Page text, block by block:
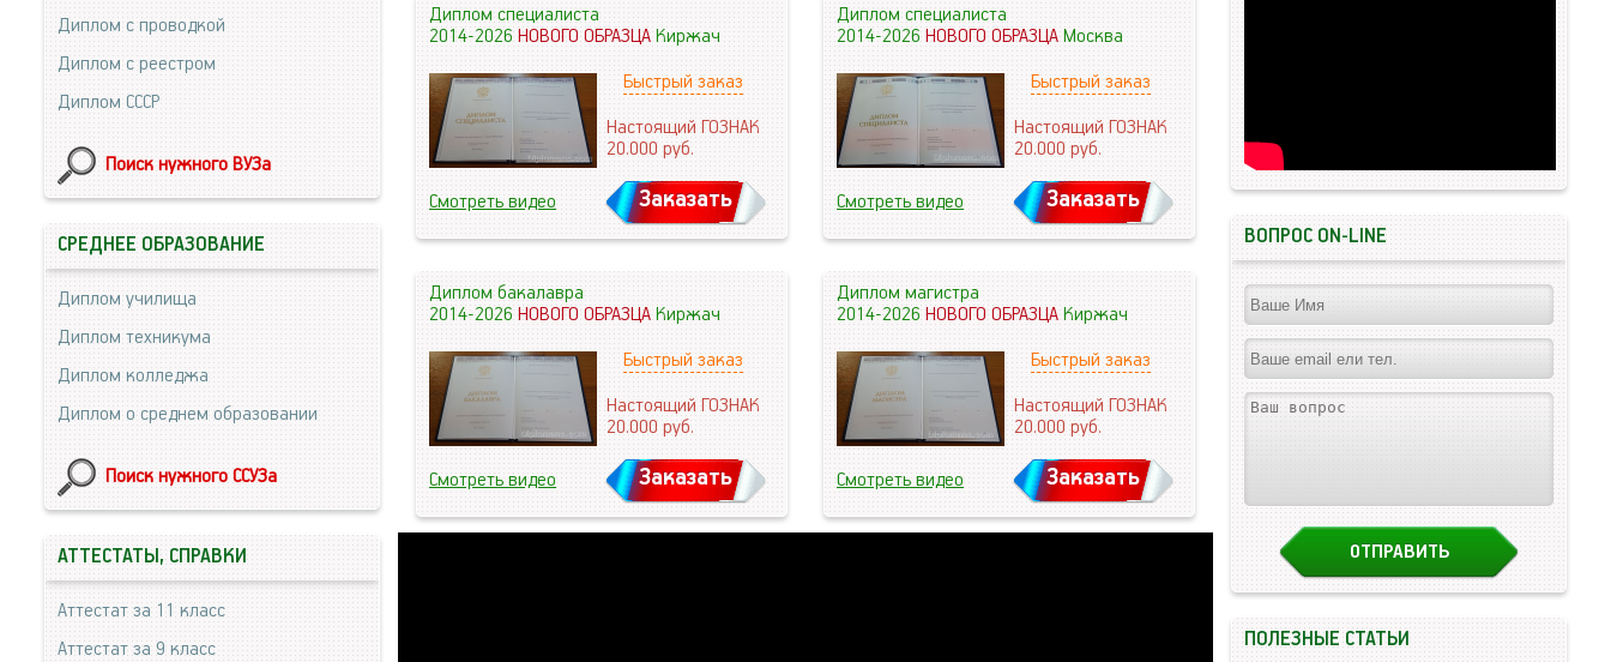
Диплом специалиста
2014-2026НОВОГО ОБРАЗЦАКиржач
Быстрый заказ
Настоящий ГОЗНАК
20.000руб.
Смотреть видео Заказать
Диплом специалиста
2014-2026НОВОГО ОБРАЗЦАМосква
Быстрый заказ
Настоящий ГОЗНАК
20.000руб.
Смотреть видео Заказать
Диплом бакалавра
2014-2026НОВОГО ОБРАЗЦАКиржач
Быстрый заказ
Настоящий ГОЗНАК
20.000руб.
Смотреть видео Заказать
Диплом магистра
2014-2026НОВОГО ОБРАЗЦАКиржач
Быстрый заказ
Настоящий ГОЗНАК
20.000руб.
Смотреть видео Заказать
Диплом с проводкой
Диплом с реестром
Диплом СССР
Поиск нужного ВУЗа
СРЕДНЕЕ ОБРАЗОВАНИЕ
Диплом училища
Диплом техникума
Диплом колледжа
Диплом о среднем образовании
Поиск нужного ССУЗа
АТТЕСТАТЫ, СПРАВКИ
Аттестат за 11 класс
Аттестат за 9 класс
ВОПРОС ON-LINE
ПОЛЕЗНЫЕ СТАТЬИ